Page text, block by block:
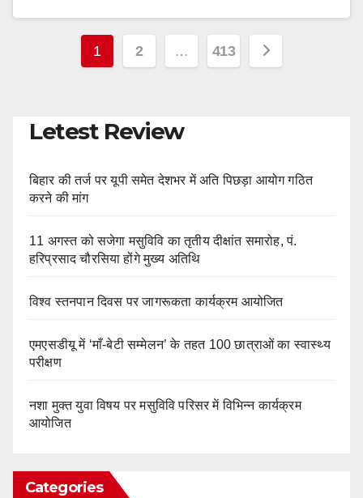
Posts
1 2 … 413
Letest Review
बिहार की तर्ज पर यूपी समेत देशभर में अति पिछड़ा आयोग गठित
करने की मांग
11 अगस्त को सजेगा मसुविवि का तृतीय दीक्षांत समारोह, पं.
हरिप्रसाद चौरसिया होंगे मुख्य अतिथि
विश्व स्तनपान दिवस पर जागरूकता कार्यक्रम आयोजित
एमएसडीयू में ‘माँ-बेटी सम्मेलन’ के तहत 100 छात्राओं का स्वास्थ्य
परीक्षण
नशा मुक्त युवा विषय पर मसुविवि परिसर में विभिन्न कार्यक्रम
आयोजित
Categories